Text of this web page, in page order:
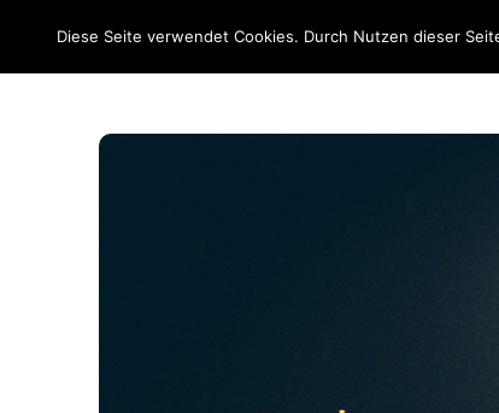
EM 2020
Diese Seite verwendet Cookies. Durch Nutzen dieser